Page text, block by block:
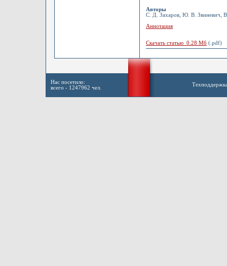
Авторы
С. Д. Захаров, Ю. В. Звиневич,
Аннотация
Скачать статью 0.28 Мб (.pdf)
Нас посетило:
всего - 1247962 чел.